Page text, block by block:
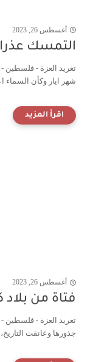
أغسطس 26, 2023
التمسك عذرا
تغريد العزة - فلسطين -
شهر ايار وكأن السماء
أغسطس 26, 2023
فتاة من بلاد
تغريد العزة - فلسطين
جذورها وعانقت